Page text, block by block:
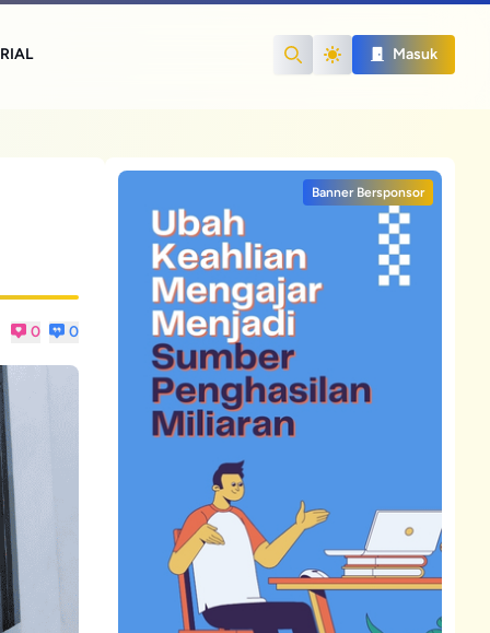
Search
Masuk
0 0
Banner Bersponsor